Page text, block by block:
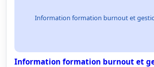
Information formation burnout et
Information formation burnout et